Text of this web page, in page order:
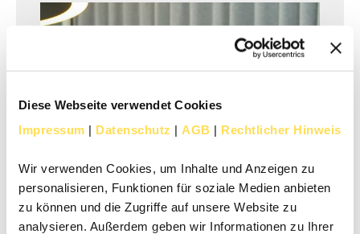
Diese Webseite verwendet Cookies
Impressum | Datenschutz | AGB | Rechtlicher Hinweis
Wir verwenden Cookies, um Inhalte und Anzeigen zu
personalisieren, Funktionen für soziale Medien anbieten
zu können und die Zugriffe auf unsere Website zu
analysieren. Außerdem geben wir Informationen zu Ihrer